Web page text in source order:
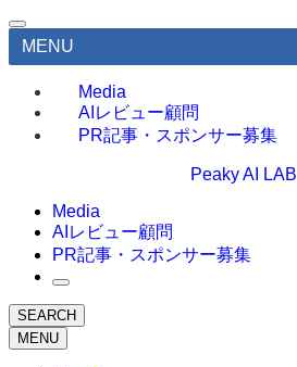
MENU
Media
AIレビュー顧問
PR記事・スポンサー募集
Peaky AI LAB
Media
AIレビュー顧問
PR記事・スポンサー募集
SEARCH
MENU